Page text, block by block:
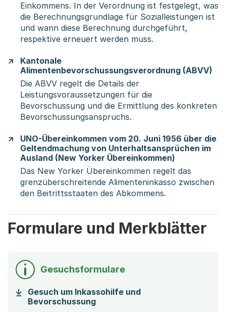
Einkommens. In der Verordnung ist festgelegt, was
die Berechnungsgrundlage für Sozialleistungen ist
und wann diese Berechnung durchgeführt,
respektive erneuert werden muss.
Kantonale
Alimentenbevorschussungsverordnung (ABVV)
Die ABVV regelt die Details der
Leistungsvoraussetzungen für die
Bevorschussung und die Ermittlung des konkreten
Bevorschussungsanspruchs.
UNO-Übereinkommen vom 20. Juni 1956 über die
Geltendmachung von Unterhaltsansprüchen im
Ausland (New Yorker Übereinkommen)
Das New Yorker Übereinkommen regelt das
grenzüberschreitende Alimenteninkasso zwischen
den Beitrittsstaaten des Abkommens.
Formulare und Merkblätter
Gesuchsformulare
Gesuch um Inkassohilfe und
Bevorschussung(Startet einen Download)